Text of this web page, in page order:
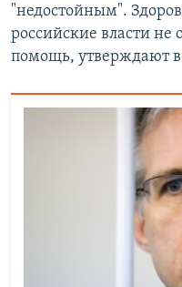
"недостойным".
российские власти
помощь, утверждают